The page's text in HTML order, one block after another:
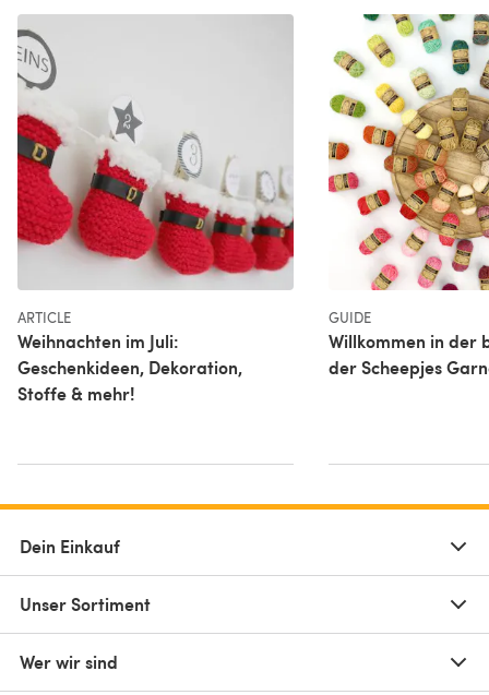
ARTICLE
Weihnachten im Juli:
Geschenkideen, Dekoration,
Stoffe & mehr!
GUIDE
Willkommen in der
der Scheepjes
Dein Einkauf
Unser Sortiment
Wer wir sind